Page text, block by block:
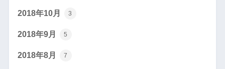
2018年10月 3
2018年9月 5
2018年8月 7